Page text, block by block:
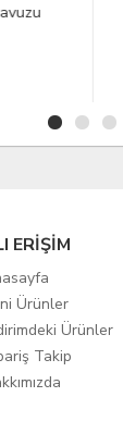
ERİŞİM
Ürünler
Ürünler
Takip